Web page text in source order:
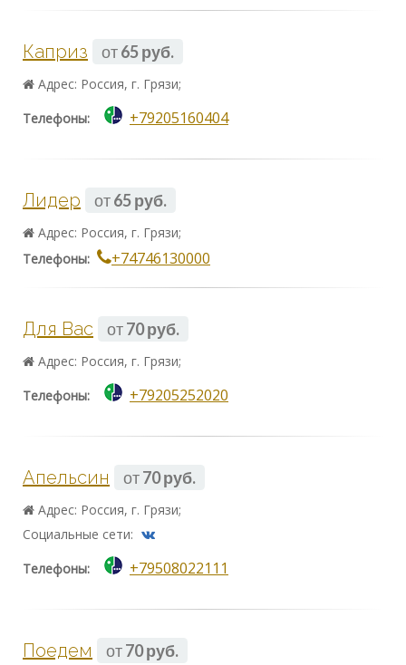
Каприз от65 руб.
Адрес: Россия, г. Грязи;
Телефоны: +79205160404
Лидер от65 руб.
Адрес: Россия, г. Грязи;
Телефоны:
+74746130000
Для Вас от70 руб.
Адрес: Россия, г. Грязи;
Телефоны: +79205252020
Апельсин от70 руб.
Адрес: Россия, г. Грязи;
Социальные сети:
Телефоны: +79508022111
Поедем от70 руб.